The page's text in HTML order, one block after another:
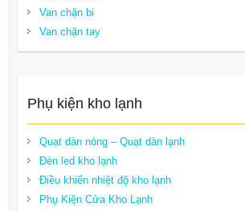
Van chặn bi
Van chặn tay
Phụ kiện kho lạnh
Quạt dàn nóng – Quạt dàn lạnh
Đèn led kho lạnh
Điều khiển nhiệt độ kho lạnh
Phụ Kiện Cửa Kho Lạnh